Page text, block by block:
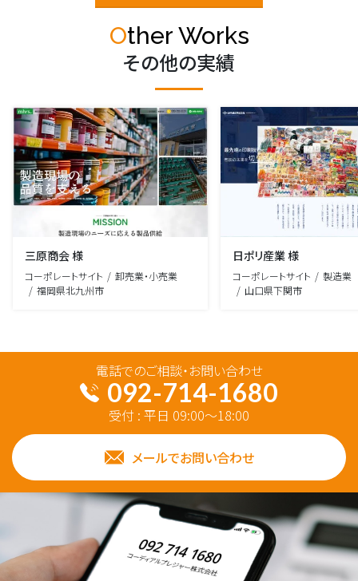
Other Works
その他の実績
三原商会 様
コーポレートサイト
卸売業・小売業
福岡県北九州市
日ポリ産業 様
コーポレートサイト
製造業
山口県下関市
電話でのご相談・お問い合わせ
092-714-1680
受付 : 平日 09:00～18:00
メールでお問い合わせ